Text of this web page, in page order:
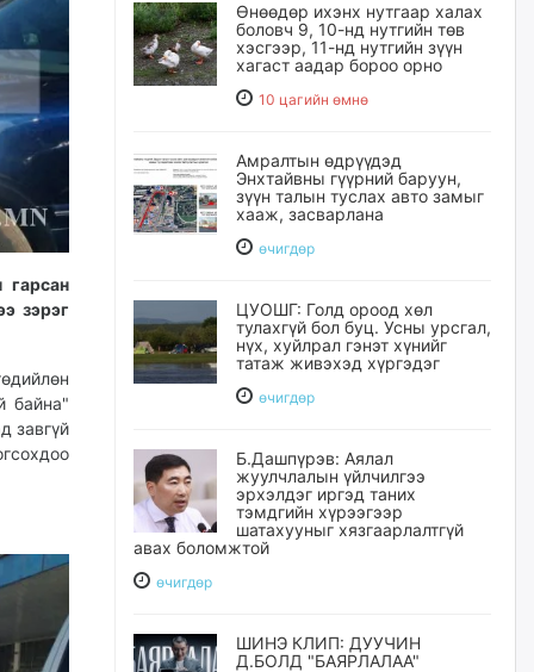
гарсан
зэрэг
байна"
завгүй
Өнөөдөр ихэнх нутгаар халах
боловч 9, 10-нд нутгийн төв
хэсгээр, 11-нд нутгийн зүүн
хагаст аадар бороо орно
10 цагийн өмнө
Амралтын өдрүүдэд
Энхтайвны гүүрний баруун,
зүүн талын туслах авто замыг
хааж, засварлана
өчигдѳр
ЦУОШГ: Голд ороод хөл
тулахгүй бол буц. Усны урсгал,
нүх, хуйлрал гэнэт хүнийг
татаж живэхэд хүргэдэг
өчигдѳр
Б.Дашпүрэв: Аялал
жуулчлалын үйлчилгээ
эрхэлдэг иргэд таних
тэмдгийн хүрээгээр
шатахууныг хязгаарлалтгүй
авах боломжтой
өчигдѳр
ШИНЭ КЛИП: ДУУЧИН
Д.БОЛД "БАЯРЛАЛАА"